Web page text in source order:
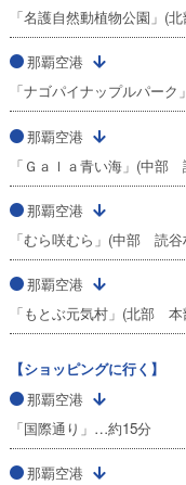
「名護自然動植物公園」
那覇空港
「ナゴパイナップルパー
那覇空港
「Ｇａｌａ青い海」(中
那覇空港
「むら咲むら」(中部 読
那覇空港
「もとぶ元気村」(北部
【ショッピングに行く】
那覇空港
「国際通り」…約15分
那覇空港